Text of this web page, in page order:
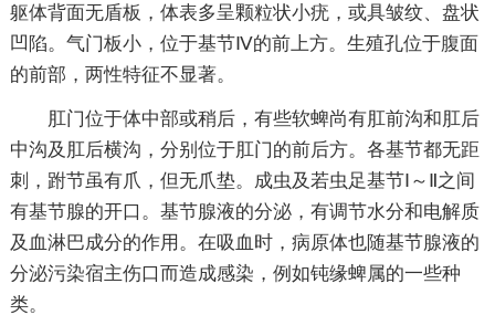
躯体背面无盾板，体表多呈颗粒状小疣，或具皱纹、盘状
凹陷。气门板小，位于基节Ⅳ的前上方。生殖孔位于腹面
的前部，两性特征不显著。
肛门位于体中部或稍后，有些软蜱尚有肛前沟和肛后
中沟及肛后横沟，分别位于肛门的前后方。各基节都无距
刺，跗节虽有爪，但无爪垫。成虫及若虫足基节Ⅰ～Ⅱ之间
有基节腺的开口。基节腺液的分泌，有调节水分和电解质
及血淋巴成分的作用。在吸血时，病原体也随基节腺液的
分泌污染宿主伤口而造成感染，例如钝缘蜱属的一些种
类。